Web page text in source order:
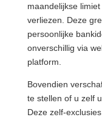
maandelijkse
verliezen. Deze
persoonlijke
onverschillig via
platform.
Bovendien
te stellen of u zelf
Deze zelf-